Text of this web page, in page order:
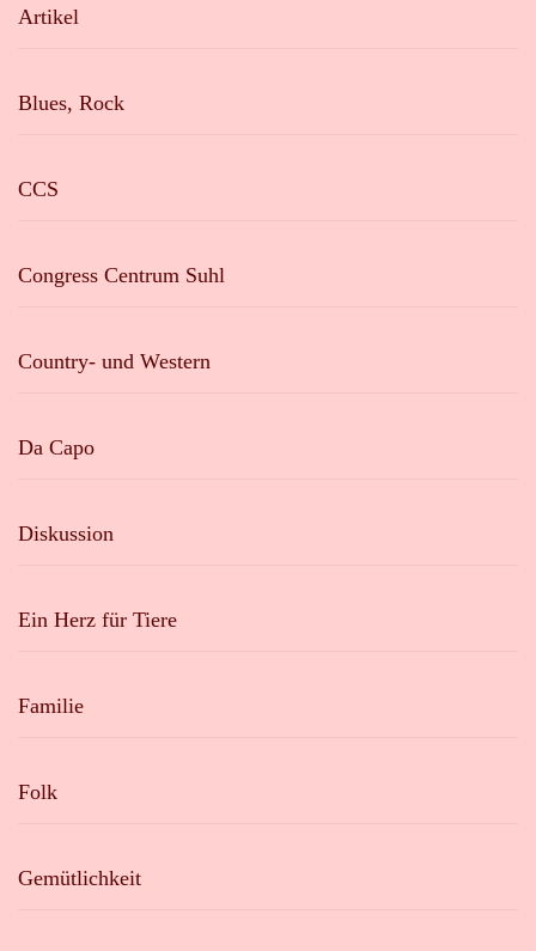
Artikel
Blues, Rock
CCS
Congress Centrum Suhl
Country- und Western
Da Capo
Diskussion
Ein Herz für Tiere
Familie
Folk
Gemütlichkeit